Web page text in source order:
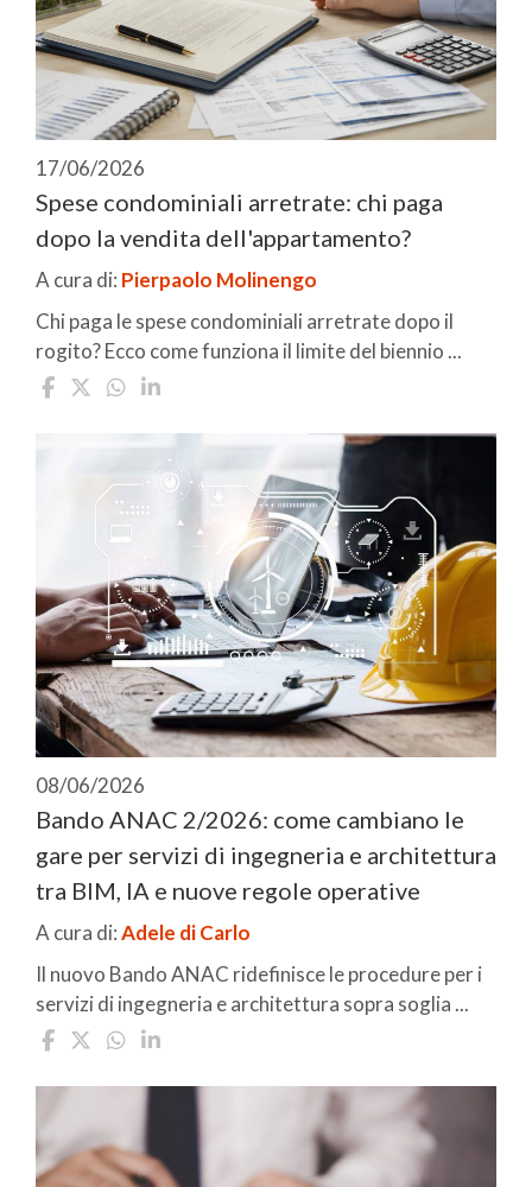
17/06/2026
Spese condominiali arretrate: chi paga
dopo la vendita dell'appartamento?
A cura di: Pierpaolo Molinengo
Chi paga le spese condominiali arretrate dopo il
rogito? Ecco come funziona il limite del biennio ...
08/06/2026
Bando ANAC 2/2026: come cambiano le
gare per servizi di ingegneria e architettura
tra BIM, IA e nuove regole operative
A cura di:Adele di Carlo
Il nuovo Bando ANAC ridefinisce le procedure per i
servizi di ingegneria e architettura sopra soglia ...